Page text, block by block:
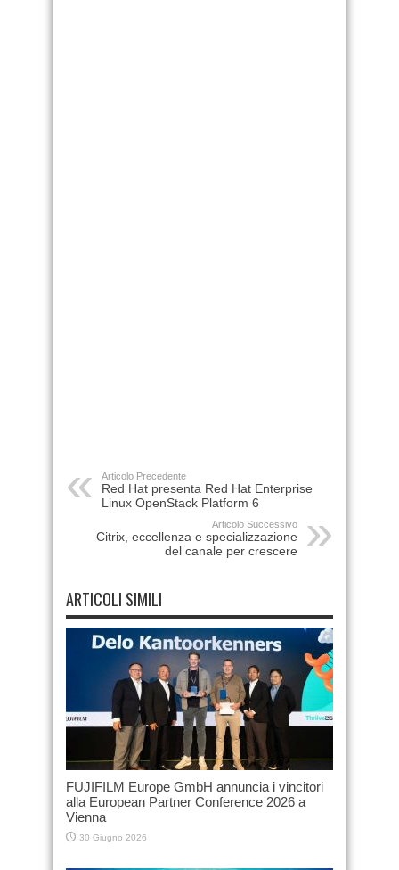
Articolo Precedente
Red Hat presenta Red Hat Enterprise
Linux OpenStack Platform 6
Articolo Successivo
Citrix, eccellenza e specializzazione
del canale per crescere
ARTICOLI SIMILI
FUJIFILM Europe GmbH annuncia i vincitori
alla European Partner Conference 2026 a
Vienna
30 Giugno 2026